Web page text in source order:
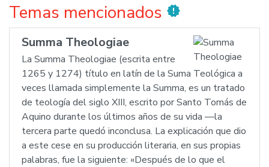
Temas mencionados new_releases
Summa Theologiae
La Summa Theologiae (escrita entre
1265 y 1274) título en latín de la Suma Teológica a
veces llamada simplemente la Summa, es un tratado
de teología del siglo XIII, escrito por Santo Tomás de
Aquino durante los últimos años de su vida —la
tercera parte quedó inconclusa. La explicación que dio
a este cese en su producción literaria, en sus propias
palabras, fue la siguiente: «Después de lo que el